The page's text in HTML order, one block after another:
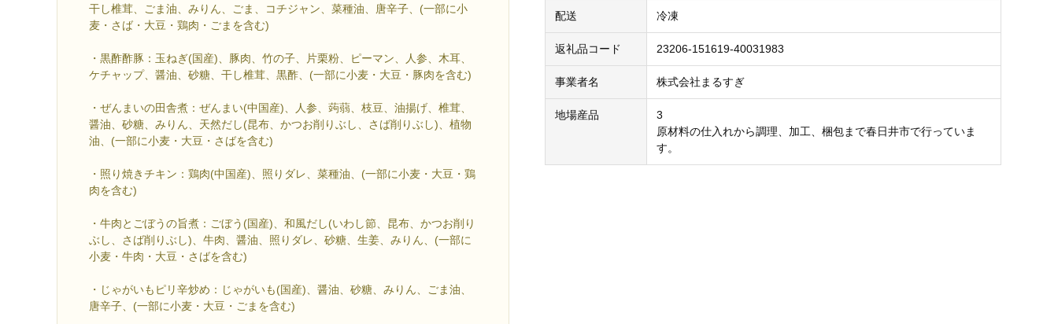
干し椎茸、ごま油、みりん、ごま、コチジャン、菜種油、唐辛子、(一部に小
麦・さば・大豆・鶏肉・ごまを含む)
・黒酢酢豚：玉ねぎ(国産)、豚肉、竹の子、片栗粉、ピーマン、人参、木耳、
ケチャップ、醤油、砂糖、干し椎茸、黒酢、(一部に小麦・大豆・豚肉を含む)
・ぜんまいの田舎煮：ぜんまい(中国産)、人参、蒟蒻、枝豆、油揚げ、椎茸、
醤油、砂糖、みりん、天然だし(昆布、かつお削りぶし、さば削りぶし)、植物
油、(一部に小麦・大豆・さばを含む)
・照り焼きチキン：鶏肉(中国産)、照りダレ、菜種油、(一部に小麦・大豆・鶏
肉を含む)
・牛肉とごぼうの旨煮：ごぼう(国産)、和風だし(いわし節、昆布、かつお削り
ぶし、さば削りぶし)、牛肉、醤油、照りダレ、砂糖、生姜、みりん、(一部に
小麦・牛肉・大豆・さばを含む)
・じゃがいもピリ辛炒め：じゃがいも(国産)、醤油、砂糖、みりん、ごま油、
唐辛子、(一部に小麦・大豆・ごまを含む)
配送 冷凍
返礼品コード 23206-151619-40031983
事業者名 株式会社まるすぎ
地場産品
3
原材料の仕入れから調理、加工、梱包まで春日井市で行っていま
す。